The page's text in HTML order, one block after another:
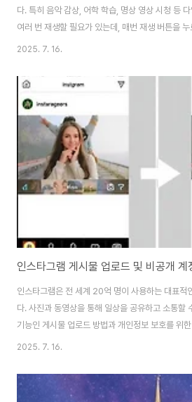
다. 특히 음악 감상, 어학 학습, 명상 영상 시청 등
여러 번 재생할 필요가 있는데, 매번 재생 버튼을
다. 다행히 유튜브에서는 연속재생 기능을 제공하여
매우 유용합니다.PC 데스크톱에서 유튜브 연속재
여 반복 재생하고 싶은 영상을 선택합니다. 영상이
이어 화면의 아무 곳이나 마우스 오른쪽 버튼으로
나타납니다. 여기서 '연속재생' ..
2025. 7. 16.
인스타그램은 전 세계 20억 명이 사용하는 대표적
다. 사진과 동영상을 통해 일상을 공유하고 소통할
기능인 게시물 업로드 방법과 개인정보 보호를 위
자세히 알아보겠습니다. 특히 인스타그램을 처음 사
법인스타그램 게시물을 업로드하는 과정은 생각보
그램 앱을 실행한 후 하단 중앙에 있는 플러스(+)
2025. 7. 16.